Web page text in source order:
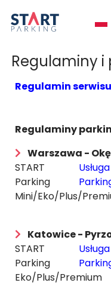
Regulaminy
Regulamin serwisu
Regulaminy
Warszawa -
START
Parking
Mini/Eko/Plus/
Usługa
Katowice -
START
Parking
Eko/Plus/Premium
Usługa